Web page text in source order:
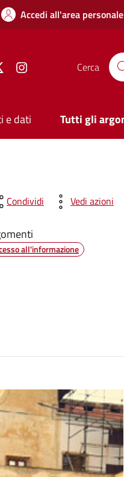
Accedi all'area personale
Twitter Cerca
e dati Tutti gli
Condividi Vedi azioni
all'informazione